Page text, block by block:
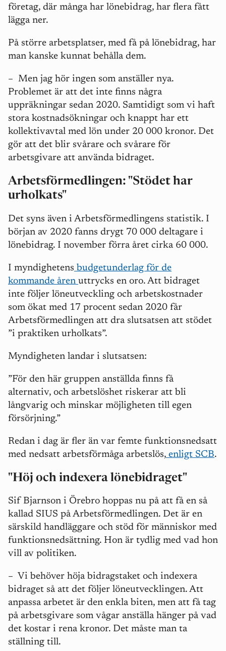
företag, där många har lönebidrag, har flera fått
lägga ner.
På större arbetsplatser, med få på lönebidrag, har
man kanske kunnat behålla dem.
– Men jag hör ingen som anställer nya.
Problemet är att det inte finns några
uppräkningar sedan 2020. Samtidigt som vi haft
stora kostnadsökningar och knappt har ett
kollektivavtal med lön under 20 000 kronor. Det
gör att det blir svårare och svårare för
arbetsgivare att använda bidraget.
Arbetsförmedlingen: "Stödet har
urholkats"
Det syns även i Arbetsförmedlingens statistik. I
början av 2020 fanns drygt 70 000 deltagare i
lönebidrag. I november förra året cirka 60 000.
I myndighetens budgetunderlag för de
kommande åren uttrycks en oro. Att bidraget
inte följer löneutveckling och arbetskostnader
som ökat med 17 procent sedan 2020 får
Arbetsförmedlingen att dra slutsatsen att stödet
”i praktiken urholkats”.
Myndigheten landar i slutsatsen:
”För den här gruppen anställda finns få
alternativ, och arbetslöshet riskerar att bli
långvarig och minskar möjligheten till egen
försörjning.”
Redan i dag är fler än var femte funktionsnedsatt
med nedsatt arbetsförmåga arbetslös, enligt SCB.
"Höj och indexera lönebidraget"
Sif Bjarnson i Örebro hoppas nu på att få en så
kallad SIUS på Arbetsförmedlingen. Det är en
särskild handläggare och stöd för människor med
funktionsnedsättning. Hon är tydlig med vad hon
vill av politiken.
– Vi behöver höja bidragstaket och indexera
bidraget så att det följer löneutvecklingen. Att
anpassa arbetet är den enkla biten, men att få tag
på arbetsgivare som vågar anställa hänger på vad
det kostar i rena kronor. Det måste man ta
ställning till.